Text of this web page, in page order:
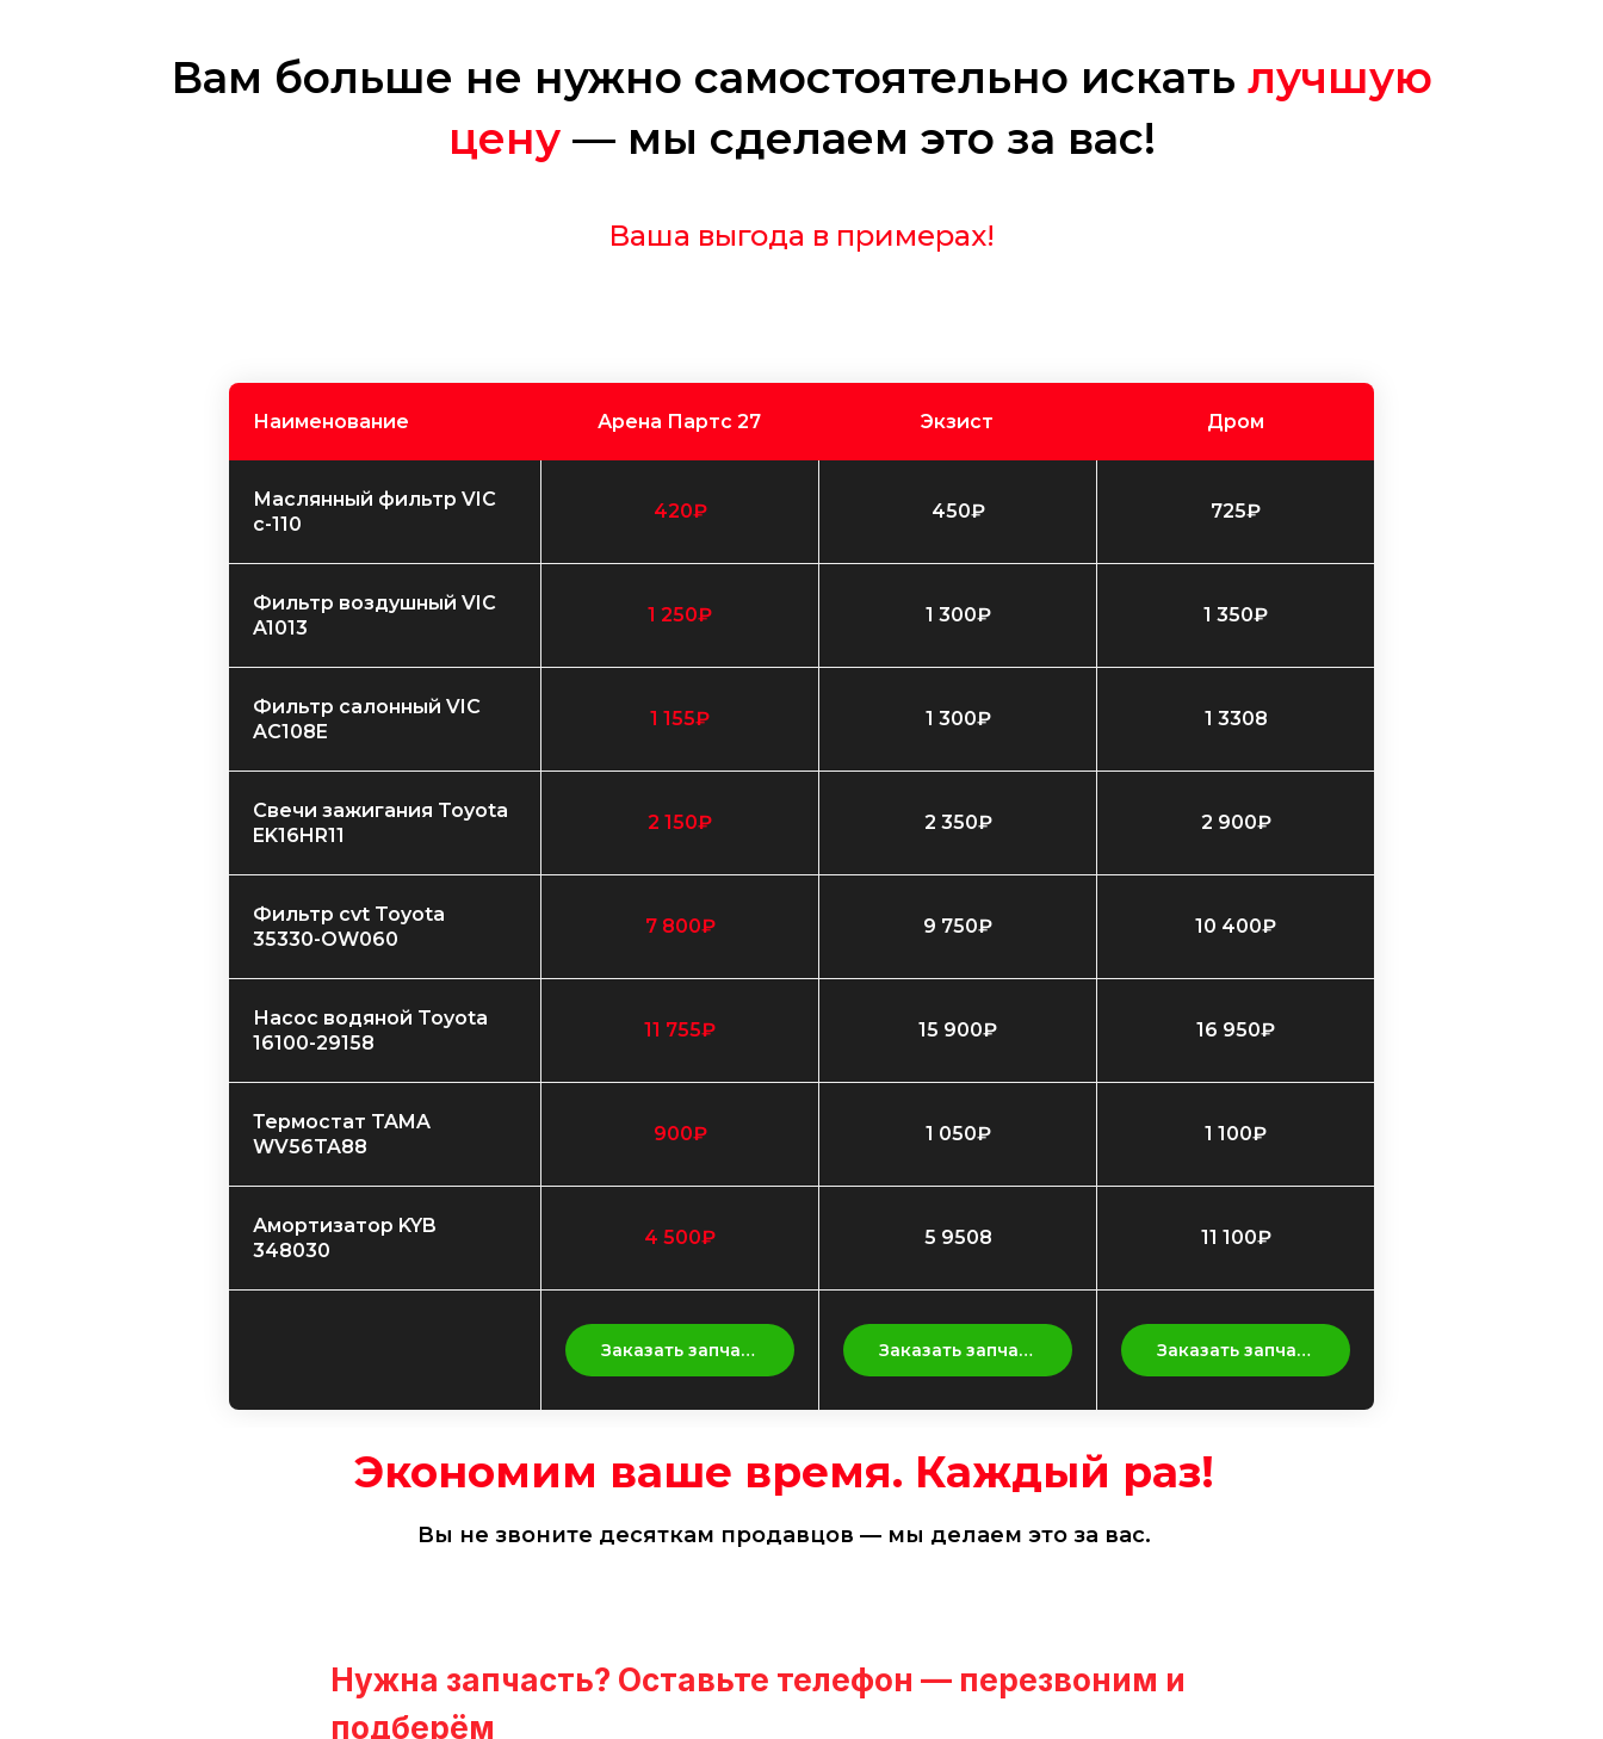
​Вам больше не нужно самостоятельно искать лучшую
цену— мы сделаем это за вас!
Ваша выгода в примерах!
Наименование Арена Партс 27 Экзист Дром
Маслянный фильтр VIC
c-110
420₽ 450₽ 725₽
Фильтр воздушный VIC
A1013
1 250₽ 1 300₽ 1 350₽
Фильтр салонный VIC
AC108E
1 155₽ 1 300₽ 1 3308
Свечи зажигания Toyota
EK16HR11
2 150₽ 2 350₽ 2 900₽
Фильтр cvt Toyota
35330-OW060
7 800₽ 9 750₽ 10 400₽
​Насос водяной Toyota
16100-29158
11 755₽ 15 900₽ ​16 950₽
​Термостат TAMA
WV56TA88
900₽ 1 050₽ ​1 100₽
​Амортизатор KYB
348030
4 500₽ 5 9508 11 100₽
Заказать запчасть Заказать запчасть Заказать запчасть
Экономим ваше время. Каждый раз!
Вы не звоните десяткам продавцов — мы делаем это за вас.
Нужна запчасть? Оставьте телефон — перезвоним и
подберём